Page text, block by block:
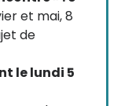
et mai, 8
de
le lundi 5